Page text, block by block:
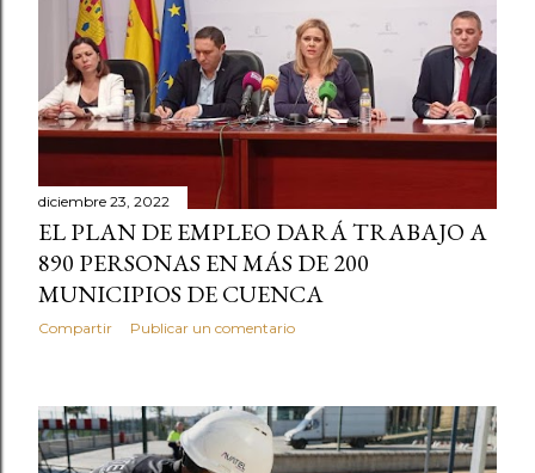
diciembre 23, 2022
EL PLAN DE EMPLEO DARÁ TRABAJO A
890 PERSONAS EN MÁS DE 200
MUNICIPIOS DE CUENCA
Compartir Publicar un comentario